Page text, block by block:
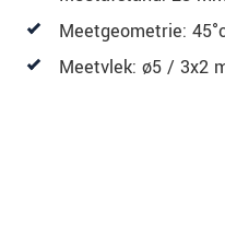
Meetgeometrie:
Meetvlek: ø5 / 3x2